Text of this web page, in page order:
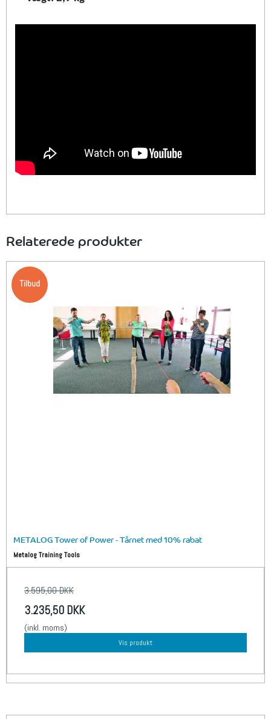
Relaterede produkter
Tilbud
METALOG Tower of Power - Tårnet med 10% rabat
Metalog Training Tools
3.595,00 DKK
3.235,50 DKK
(inkl. moms)
Vis produkt